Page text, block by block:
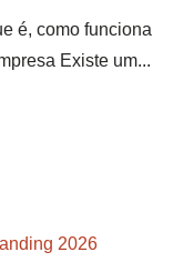
é, como funciona
Existe um...